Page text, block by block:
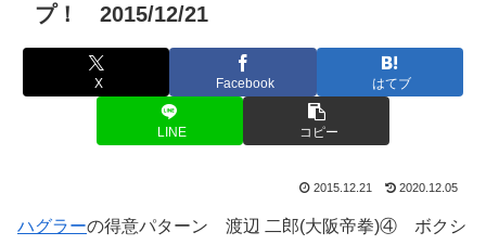
プ！ 2015/12/21
X Facebook はてブ
LINE コピー
2015.12.21 2020.12.05
ハグラーの得意パターン 渡辺 二郎(大阪帝拳)④ ボクシ